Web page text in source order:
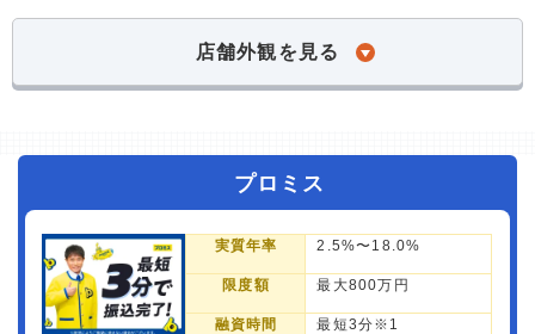
店舗外観を見る
プロミス
実質年率 2.5%〜18.0%
限度額 最大800万円
融資時間 最短3分※1